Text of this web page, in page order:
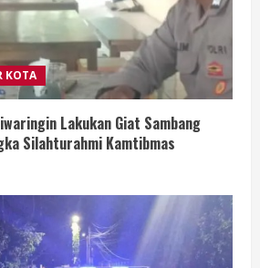
KOTA
Lakukan Giat Sambang
Silahturahmi Kamtibmas